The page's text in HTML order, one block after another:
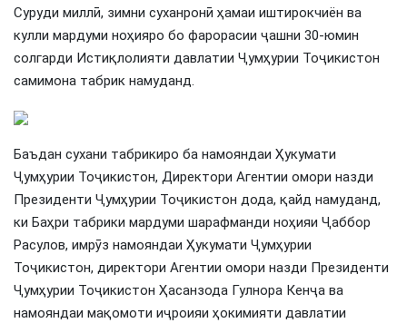
Суруди миллӣ, зимни суханронӣ ҳамаи иштирокчиён ва
кулли мардуми ноҳияро бо фарорасии ҷашни 30-юмин
солгарди Истиқлолияти давлатии Ҷумҳурии Тоҷикистон
самимона табрик намуданд.
Баъдан сухани табрикиро ба намояндаи Ҳукумати
Ҷумҳурии Тоҷикистон, Директори Агентии омори назди
Президенти Ҷумҳурии Тоҷикистон дода, қайд намуданд,
ки Баҳри табрики мардуми шарафманди ноҳияи Ҷаббор
Расулов, имрӯз намояндаи Ҳукумати Ҷумҳурии
Тоҷикистон, директори Агентии омори назди Президенти
Ҷумҳурии Тоҷикистон Ҳасанзода Гулнора Кенҷа ва
намояндаи мақомоти иҷроияи ҳокимияти давлатии